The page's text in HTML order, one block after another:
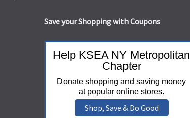
Save your Shopping with Coupons
Help KSEA NY Metropolitan
Chapter
Donate shopping and saving money
at popular online stores.
Shop, Save & Do Good